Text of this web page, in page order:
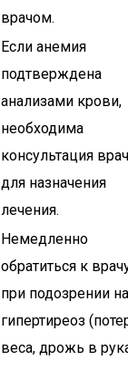
врачом.
Если анемия
подтверждена
анализами крови,
необходима
консультация
для назначения
лечения.
Немедленно
обратиться к
при подозрении на
гипертиреоз
веса, дрожь в